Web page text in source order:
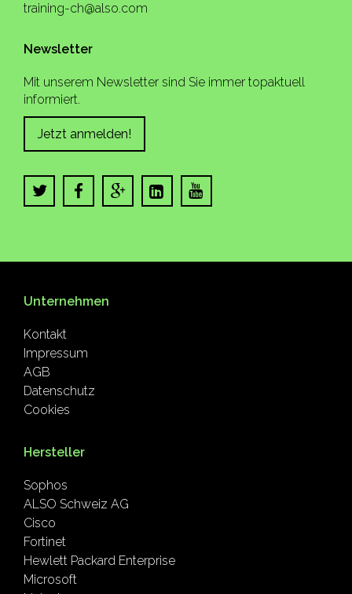
training-ch@also.com
Newsletter
Mit unserem Newsletter sind Sie immer topaktuell
informiert.
Jetzt anmelden!
Unternehmen
Kontakt
Impressum
AGB
Datenschutz
Cookies
Hersteller
Sophos
ALSO Schweiz AG
Cisco
Fortinet
Hewlett Packard Enterprise
Microsoft